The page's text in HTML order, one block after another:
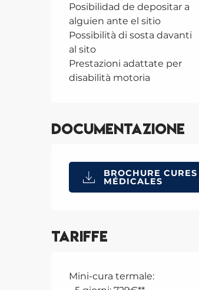
Posibilidad de depositar a
alguien ante el sitio
Possibilità di sosta davanti
al sito
Prestazioni adattate per
disabilità motoria
Documentazione
BROCHURE CURES
MÉDICALES
Tariffe
Mini-cura termale: